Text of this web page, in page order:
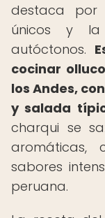
destaca por
únicos y la
autóctonos.
cocinar
los Andes,
y salada
charqui se
sabores
peruana.